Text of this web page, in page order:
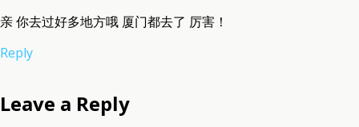
亲 你去过好多地方哦 厦门都去了 厉害！
Reply
Leave a Reply